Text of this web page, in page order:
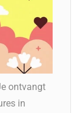
ontvangt
in